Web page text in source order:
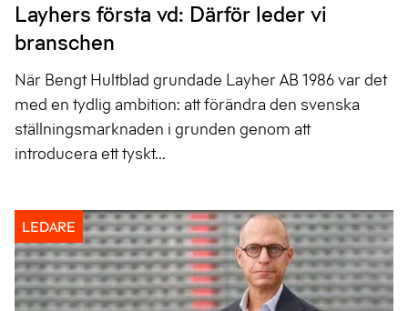
Layhers första vd: Därför leder vi
branschen
När Bengt Hultblad grundade Layher AB 1986 var det
med en tydlig ambition: att förändra den svenska
ställningsmarknaden i grunden genom att
introducera ett tyskt...
LEDARE